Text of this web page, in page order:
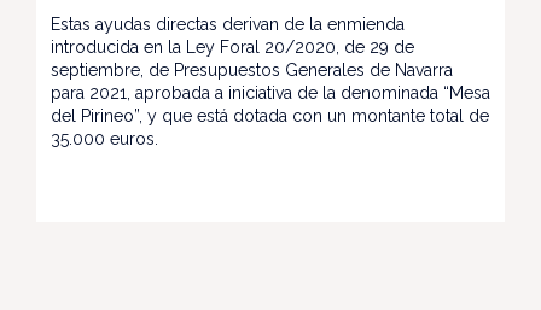
Estas ayudas directas derivan de la enmienda
introducida en la Ley Foral 20/2020, de 29 de
septiembre, de Presupuestos Generales de Navarra
para 2021, aprobada a iniciativa de la denominada “Mesa
del Pirineo”, y que está dotada con un montante total de
35.000 euros.